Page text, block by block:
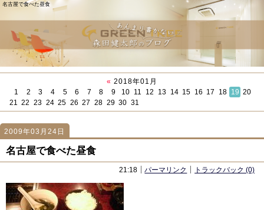
名古屋で食べた昼食
« 2018年01月
1
2 3 4 5 6 7 8 9 10 11 12 13 14 15 16 17 18 19 20
21 22 23 24 25 26 27 28 29 30 31
2009年03月24日
名古屋で食べた昼食
21:18 パーマリンク トラックバック (0)
「SixApart社との共催セミナー！」
「森田 社長ブログが1位」